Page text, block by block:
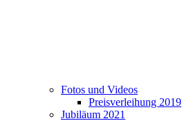
Fotos und Videos
Preisverleihung 2019
Jubiläum 2021